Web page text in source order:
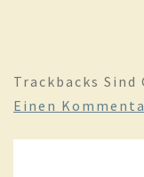
Trackbacks Sind
Einen